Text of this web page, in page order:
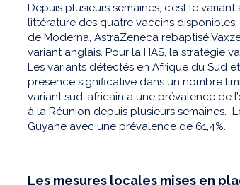
Depuis plusieurs semaines, c’est le
littérature des quatre vaccins disponibles,
de Moderna, AstraZeneca rebaptisé
variant anglais. Pour la HAS, la stratégie
Les variants détectés en Afrique du Sud
présence significative dans un nombre
variant sud-africain a une prévalence de
à la Réunion depuis plusieurs semaines.
Guyane avec une prévalence de 61,4%.
Les mesures locales mises en